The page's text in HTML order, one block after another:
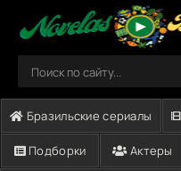
Бразильские сериалы
Подборки Актеры